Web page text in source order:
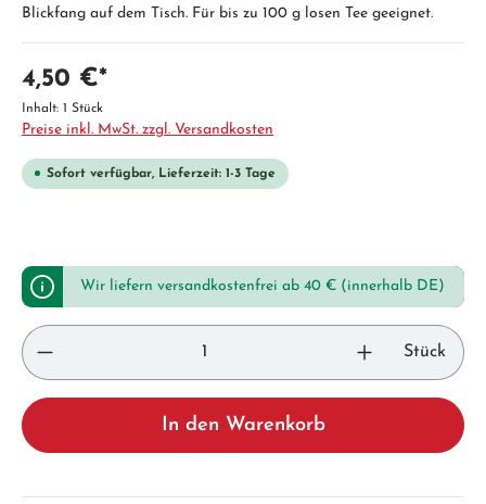
Blickfang auf dem Tisch. Für bis zu 100 g losen Tee geeignet.
4,50 €*
Inhalt: 1 Stück
Preise inkl. MwSt. zzgl. Versandkosten
Sofort verfügbar, Lieferzeit: 1-3 Tage
Wir liefern versandkostenfrei ab 40 € (innerhalb DE)
Stück
In den Warenkorb